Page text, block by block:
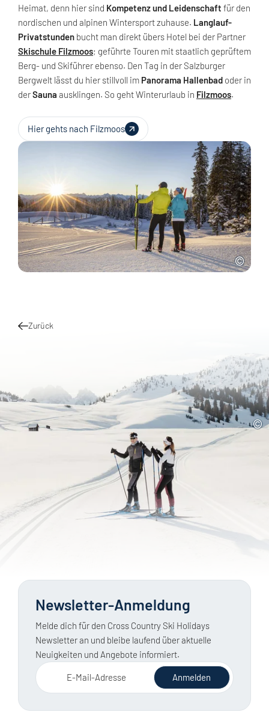
Heimat, denn hier sind Kompetenz und Leidenschaft für den
nordischen und alpinen Wintersport zuhause. Langlauf-
Privatstunden bucht man direkt übers Hotel bei der Partner
Skischule Filzmoos; geführte Touren mit staatlich geprüftem
Berg- und Skiführer ebenso. Den Tag in der Salzburger
Bergwelt lässt du hier stillvoll im Panorama Hallenbad oder in
derSauna ausklingen. So geht Winterurlaub in Filzmoos.
Hier gehts nach Filzmoos
Zurück
Newsletter-Anmeldung
Melde dich für den Cross Country Ski Holidays
Newsletter an und bleibe laufend über aktuelle
Neuigkeiten und Angebote informiert.
E-Mail-Adresse Anmelden